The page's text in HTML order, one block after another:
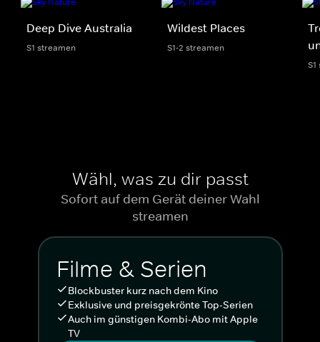
Deep Dive Australia
S1 streamen
Wildest Places
S1-2 streamen
Wähl, was zu dir passt
Sofort auf dem Gerät deiner Wahl
streamen
Filme & Serien
Blockbuster kurz nach dem Kino
Exklusive und preisgekrönte Top-Serien
Auch im günstigen Kombi-Abo mit Apple
TV